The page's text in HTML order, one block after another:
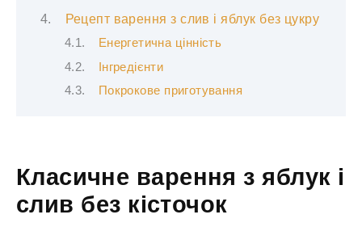
Рецепт варення з слив і яблук без цукру
Енергетична цінність
Інгредієнти
Покрокове приготування
Класичне варення з яблук і
слив без кісточок